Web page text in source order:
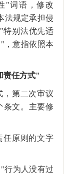
"词语，修改
法规定承担侵
特别法优先适
，意指依照本
责任方式"
，第二次审议
条文。主要修
任原则的文字
行为人没有过